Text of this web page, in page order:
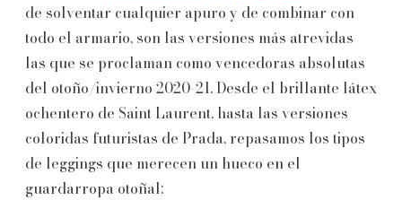
de solventar cualquier apuro y de combinar con
todo el armario, son las versiones más atrevidas
las que se proclaman como vencedoras absolutas
del otoño/invierno 2020-21. Desde el brillante látex
ochentero de Saint Laurent, hasta las versiones
coloridas futuristas de Prada, repasamos los tipos
de leggings que merecen un hueco en el
guardarropa otoñal: